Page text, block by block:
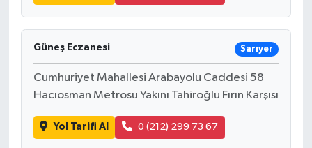
Güneş Eczanesi Sarıyer
Cumhuriyet Mahallesi Arabayolu Caddesi 58
Hacıosman Metrosu Yakını Tahiroğlu Fırın Karşısı
Yol Tarifi Al 0 (212) 299 73 67